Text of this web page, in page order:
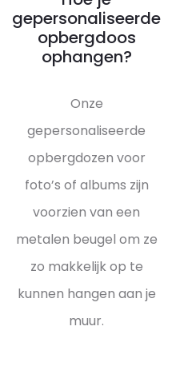
gepersonaliseerde
opbergdoos
ophangen?
Onze
gepersonaliseerde
opbergdozen voor
foto’s of albums zijn
voorzien van een
metalen beugel om ze
zo makkelijk op te
kunnen hangen aan je
muur.